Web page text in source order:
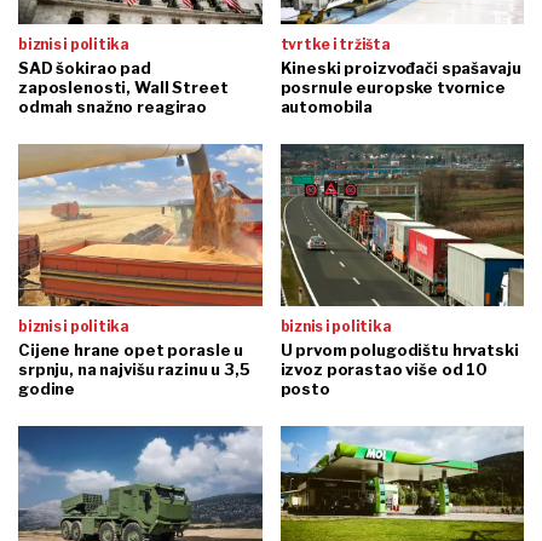
biznis i politika
SAD šokirao pad
zaposlenosti, Wall Street
odmah snažno reagirao
tvrtke i tržišta
Kineski proizvođači spašavaju
posrnule europske tvornice
automobila
biznis i politika
Cijene hrane opet porasle u
srpnju, na najvišu razinu u 3,5
godine
biznis i politika
U prvom polugodištu hrvatski
izvoz porastao više od 10
posto